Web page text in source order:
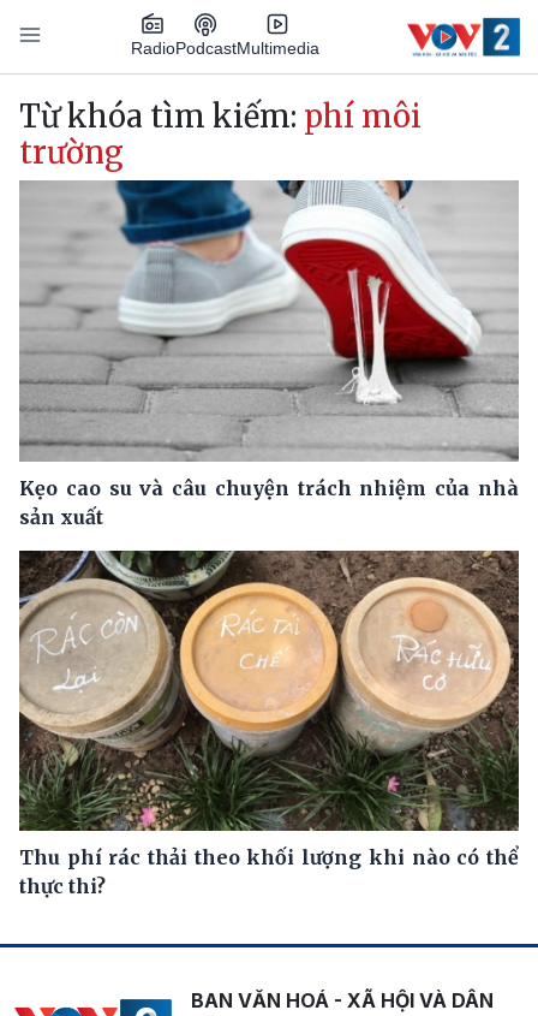
Nhảy đến nội dung
RadioPodcastMultimedia
Main navigation
Từ khóa tìm kiếm: phí môi
trường
Kẹo cao su và câu chuyện trách nhiệm của nhà
sản xuất
Thu phí rác thải theo khối lượng khi nào có thể
thực thi?
BAN VĂN HOÁ - XÃ HỘI VÀ DÂN